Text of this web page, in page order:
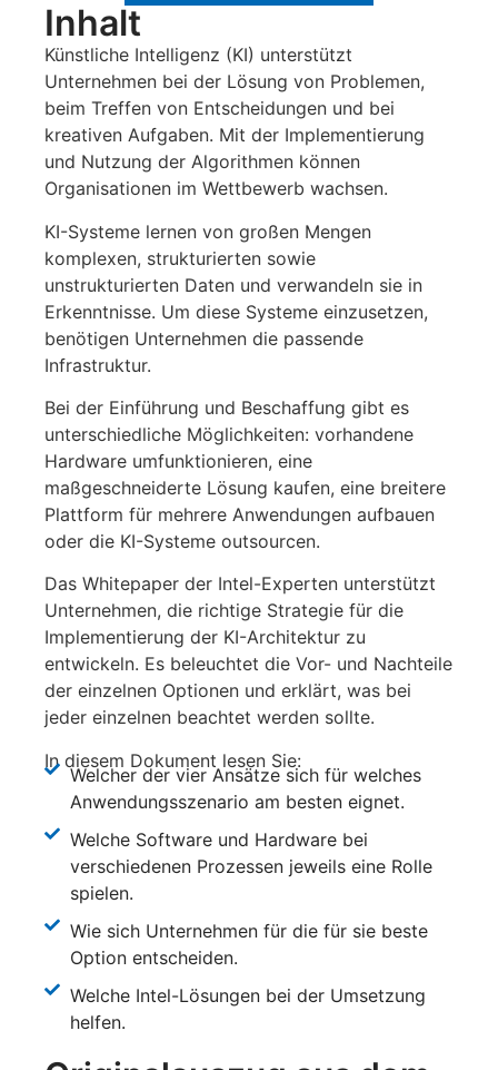
Inhalt
Künstliche Intelligenz (KI) unterstützt
Unternehmen bei der Lösung von Problemen,
beim Treffen von Entscheidungen und bei
kreativen Aufgaben. Mit der Implementierung
und Nutzung der Algorithmen können
Organisationen im Wettbewerb wachsen.
KI-Systeme lernen von großen Mengen
komplexen, strukturierten sowie
unstrukturierten Daten und verwandeln sie in
Erkenntnisse. Um diese Systeme einzusetzen,
benötigen Unternehmen die passende
Infrastruktur.
Bei der Einführung und Beschaffung gibt es
unterschiedliche Möglichkeiten: vorhandene
Hardware umfunktionieren, eine
maßgeschneiderte Lösung kaufen, eine breitere
Plattform für mehrere Anwendungen aufbauen
oder die KI-Systeme outsourcen.
Das Whitepaper der Intel-Experten unterstützt
Unternehmen, die richtige Strategie für die
Implementierung der KI-Architektur zu
entwickeln. Es beleuchtet die Vor- und Nachteile
der einzelnen Optionen und erklärt, was bei
jeder einzelnen beachtet werden sollte.
In diesem Dokument lesen Sie:
Welcher der vier Ansätze sich für welches
Anwendungsszenario am besten eignet.
Welche Software und Hardware bei
verschiedenen Prozessen jeweils eine Rolle
spielen.
Wie sich Unternehmen für die für sie beste
Option entscheiden.
Welche Intel-Lösungen bei der Umsetzung
helfen.